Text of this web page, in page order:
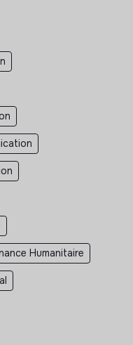
Humanitaire